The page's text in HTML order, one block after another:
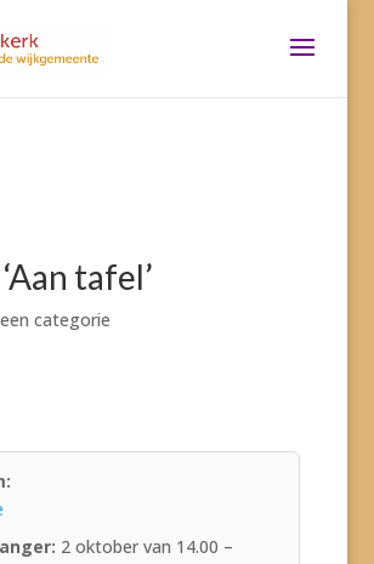
tafel’
categorie
2 oktober van 14.00 –